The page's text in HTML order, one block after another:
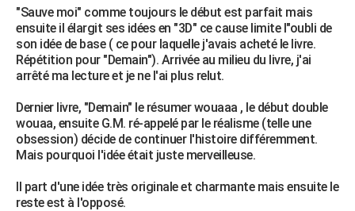
PROGRAMME TV
COPAINS D'AVANT
S'inscrire
Se connecter
Lycées
Collèges
Primaires
Universités
Entreprises
Service militaire
Avis de recherche
AVIS DE DÉCÈS
FORUM
Bricolage
Lifestyle
Culture
Sport
Auto
Television
Voyage
Cinema
"Sauve moi" comme toujours le début est parfait mais
ensuite il élargit ses idées en "3D" ce cause limite l"oubli de
son idée de base ( ce pour laquelle j'avais acheté le livre.
Répétition pour "Demain"). Arrivée au milieu du livre, j'ai
arrêté ma lecture et je ne l'ai plus relut.
Dernier livre, "Demain" le résumer wouaaa , le début double
wouaa, ensuite G.M. ré-appelé par le réalisme (telle une
obsession) décide de continuer l'histoire différemment.
Mais pourquoi l'idée était juste merveilleuse.
Il part d'une idée très originale et charmante mais ensuite le
reste est à l'opposé.